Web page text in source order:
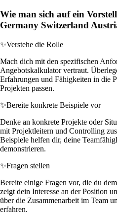
Wie man sich auf ein
Germany Switzerland
✨Verstehe die Rolle
Mach dich mit den spezifischen
Angebotskalkulator vertraut.
Erfahrungen und Fähigkeiten in die
Projekten passen.
✨Bereite konkrete Beispiele vor
Denke an konkrete Projekte oder
mit Projektleitern und Controlling
Beispiele helfen dir, deine
demonstrieren.
✨Fragen stellen
Bereite einige Fragen vor, die du
zeigt dein Interesse an der Position
über die Zusammenarbeit im Team
erfahren.